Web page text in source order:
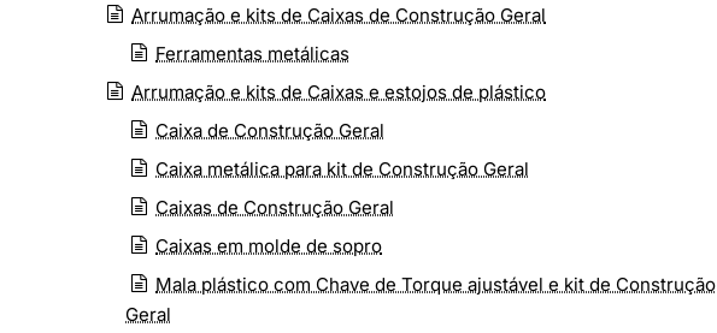
Arrumação e kits de Caixas de Construção Geral
Ferramentas metálicas
Arrumação e kits de Caixas e estojos de plástico
Caixa de Construção Geral
Caixa metálica para kit de Construção Geral
Caixas de Construção Geral
Caixas em molde de sopro
Mala plástico com Chave de Torque ajustável e kit de Construção
Geral